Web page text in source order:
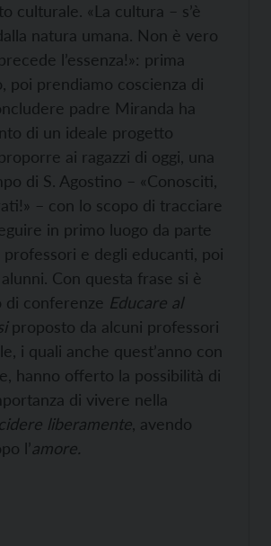
culturale. «La cultura – s’è
natura umana. Non è vero
l’essenza!»: prima
poi prendiamo coscienza di
padre Miranda ha
di un ideale progetto
ai ragazzi di oggi, una
di S. Agostino – «Conosciti,
– con lo scopo di tracciare
in primo luogo da parte
e degli educanti, poi
Con questa frase si è
di conferenze Educare al
proposto da alcuni professori
i quali anche quest’anno con
hanno offerto la possibilità di
di vivere nella
liberamente , avendo
l’amore.